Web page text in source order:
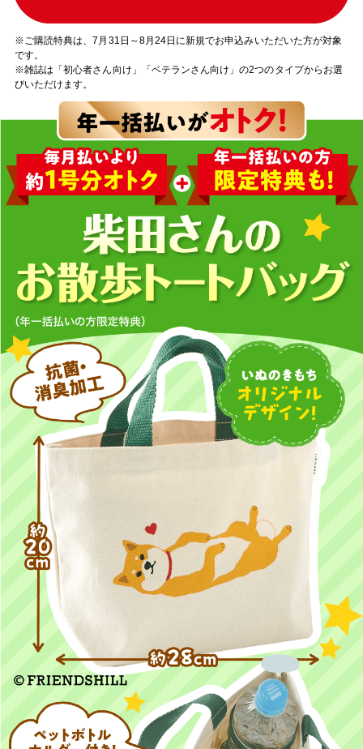
※ご購読特典は、7月31日～8月24日に新規でお申込みいただいた方が対象
です。
※雑誌は「初心者さん向け」「ベテランさん向け」の2つのタイプからお選
びいただけます。